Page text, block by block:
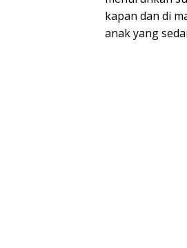
kapan dan di
anak yang